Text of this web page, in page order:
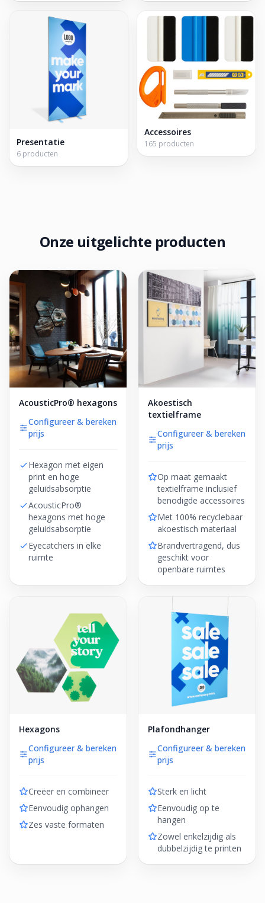
Presentatie
6 producten
Accessoires
165 producten
Onze uitgelichte producten
AcousticPro® hexagons
Configureer & bereken
prijs
Hexagon met eigen
print en hoge
geluidsabsorptie
AcousticPro®
hexagons met hoge
geluidsabsorptie
Eyecatchers in elke
ruimte
Akoestisch
textielframe
Configureer & bereken
prijs
Op maat gemaakt
textielframe inclusief
benodigde accessoires
Met 100% recyclebaar
akoestisch materiaal
Brandvertragend, dus
geschikt voor
openbare ruimtes
Hexagons
Configureer & bereken
prijs
Creëer en combineer
Eenvoudig ophangen
Zes vaste formaten
Plafondhanger
Configureer & bereken
prijs
Sterk en licht
Eenvoudig op te
hangen
Zowel enkelzijdig als
dubbelzijdig te printen